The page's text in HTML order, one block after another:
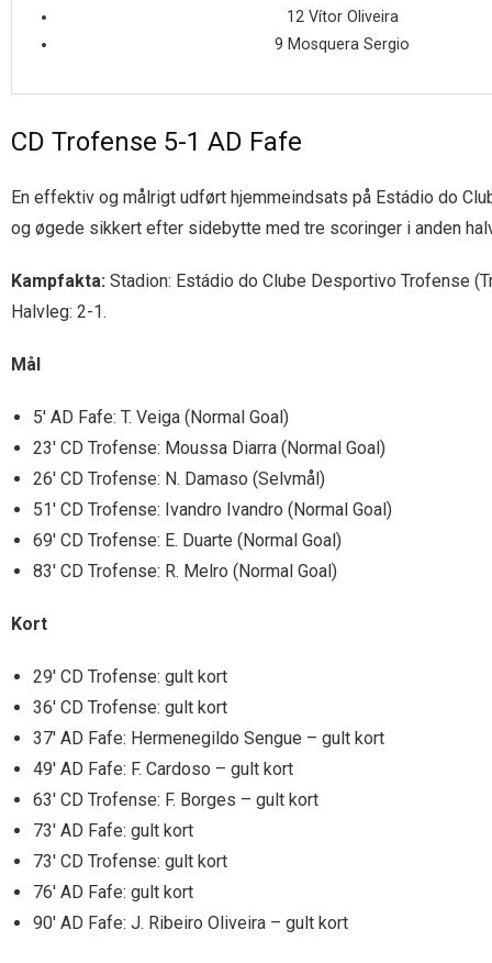
12 Vítor Oliveira
9 Mosquera Sergio
CD Trofense 5-1 AD Fafe
En effektiv og målrigt udført hjemmeindsats på Estádio do
og øgede sikkert efter sidebytte med tre scoringer i anden
Kampfakta: Stadion: Estádio do Clube Desportivo Trofense
Halvleg: 2-1.
Mål
5′ AD Fafe: T. Veiga (Normal Goal)
23′ CD Trofense: Moussa Diarra (Normal Goal)
26′ CD Trofense: N. Damaso (Selvmål)
51′ CD Trofense: Ivandro Ivandro (Normal Goal)
69′ CD Trofense: E. Duarte (Normal Goal)
83′ CD Trofense: R. Melro (Normal Goal)
Kort
29′ CD Trofense: gult kort
36′ CD Trofense: gult kort
37′ AD Fafe: Hermenegildo Sengue – gult kort
49′ AD Fafe: F. Cardoso – gult kort
63′ CD Trofense: F. Borges – gult kort
73′ AD Fafe: gult kort
73′ CD Trofense: gult kort
76′ AD Fafe: gult kort
90′ AD Fafe: J. Ribeiro Oliveira – gult kort